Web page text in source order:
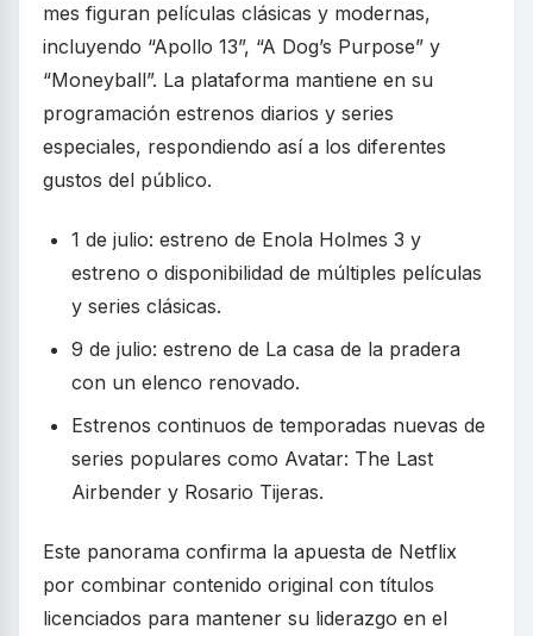
mes figuran películas clásicas y modernas,
incluyendo “Apollo 13”, “A Dog’s Purpose” y
“Moneyball”. La plataforma mantiene en su
programación estrenos diarios y series
especiales, respondiendo así a los diferentes
gustos del público.
1 de julio: estreno de Enola Holmes 3 y
estreno o disponibilidad de múltiples películas
y series clásicas.
9 de julio: estreno de La casa de la pradera
con un elenco renovado.
Estrenos continuos de temporadas nuevas de
series populares como Avatar: The Last
Airbender y Rosario Tijeras.
Este panorama confirma la apuesta de Netflix
por combinar contenido original con títulos
licenciados para mantener su liderazgo en el